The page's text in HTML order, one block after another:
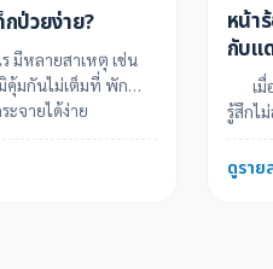
กป่วยง่าย?
มีหลายสาเหตุ เช่น
คุ้มกันไม่เต็มที่ พัก
ะจายได้ง่าย
หน้า
กับแ
เมื่อ
รู้สึกไ
ดูราย